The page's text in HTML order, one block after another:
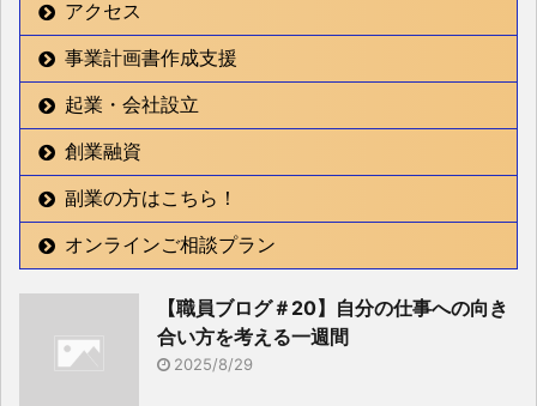
アクセス
事業計画書作成支援
起業・会社設立
創業融資
副業の方はこちら！
オンラインご相談プラン
【職員ブログ＃20】自分の仕事への向き
合い方を考える一週間
2025/8/29